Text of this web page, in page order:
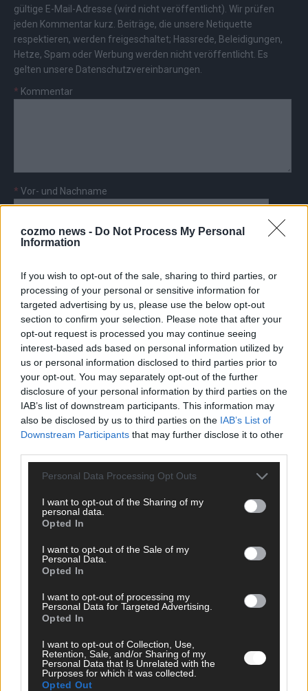
cozmo news - Do Not Process My Personal
Information
If you wish to opt-out of the sale, sharing to third parties, or
processing of your personal or sensitive information for
targeted advertising by us, please use the below opt-out
section to confirm your selection. Please note that after your
opt-out request is processed you may continue seeing
interest-based ads based on personal information utilized by
us or personal information disclosed to third parties prior to
your opt-out. You may separately opt-out of the further
disclosure of your personal information by third parties on the
IAB’s list of downstream participants. This information may
also be disclosed by us to third parties on the IAB’s List of
Downstream Participants that may further disclose it to other
Personal Data Processing Opt Outs
I want to opt-out of the Sharing of my
personal data.
Opted In
I want to opt-out of the Sale of my
Personal Data.
Opted In
I want to opt-out of processing my
Personal Data for Targeted Advertising.
Opted In
I want to opt-out of Collection, Use,
Retention, Sale, and/or Sharing of my
Personal Data that Is Unrelated with the
Purposes for which it was collected.
Opted Out
gültige E-Mail-Adresse (wird nicht veröffentlicht). Wir prüfen
jeden Kommentar kurz. Beiträge, die unsere Netiquette
respektieren, werden freigeschaltet; Hassrede, Beleidigungen,
Hetze, Spam oder Werbung werden nicht veröffentlicht. Es
gelten unsere Datenschutzvereinbarungen
* Kommentar
* Vor- und Nachname
E-Mail
AD
FOLGE UNS BEI FACEBOOK
MEDIATHEK
Germany’s Next Topmodel: Tanzeinlage für Heidi: Die
Männer zeigen ihr Talent
Germany’s Next Topmodel: „Komplett peinlich!“ –
The Voice Kids: Stadt, Land, Voice: Lena will mit
The Masked Singer: Muhh-tastisch! Muuhnika berührt
mit Scorpions-Klassiker „Still Loving You“